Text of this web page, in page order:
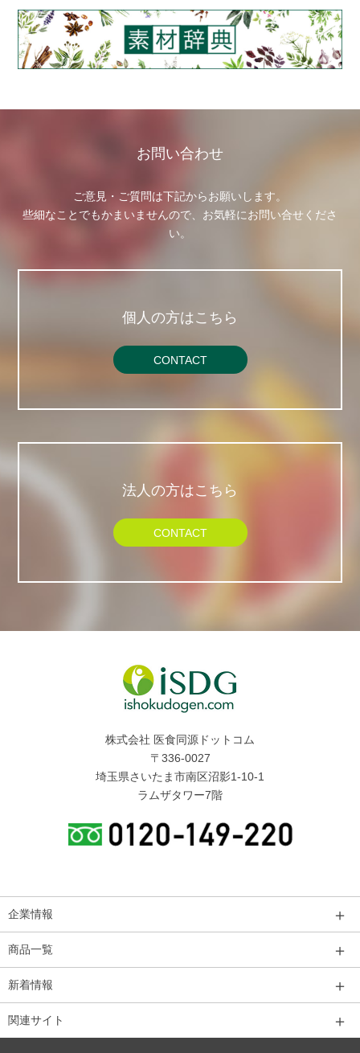
お問い合わせ
ご意見・ご質問は下記からお願いします。
些細なことでもかまいませんので、お気軽にお問い合せくださ
い。
個人の方はこちら
CONTACT
法人の方はこちら
CONTACT
企業情報 ＋
商品一覧 ＋
新着情報 ＋
関連サイト ＋
株式会社 医食同源ドットコム
〒336-0027
埼玉県さいたま市南区沼影1-10-1
ラムザタワー7階